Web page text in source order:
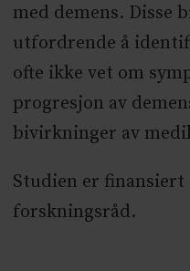
med demens. Disse
utfordrende å
ofte ikke vet om
progresjon av
bivirkninger av
Studien er finansiert
forskningsråd.